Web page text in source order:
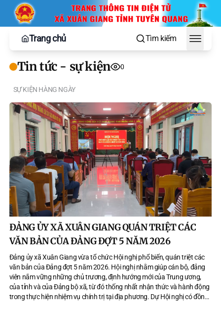
Trang chủ Tìm kiếm
Toggle
Tin tức - sự kiện 0
SỰ KIỆN HÀNG NGÀY
ĐẢNG ỦY XÃ XUÂN GIANG QUÁN TRIỆT CÁC
VĂN BẢN CỦA ĐẢNG ĐỢT 5 NĂM 2026
Đảng ủy xã Xuân Giang vừa tổ chức Hội nghị phổ biến, quán triệt các
văn bản của Đảng đợt 5 năm 2026. Hội nghị nhằm giúp cán bộ, đảng
viên nắm vững những chủ trương, định hướng mới của Trung ương,
của tỉnh và của Đảng bộ xã, từ đó thống nhất nhận thức và hành động
trong thực hiện nhiệm vụ chính trị tại địa phương. Dự Hội nghị có đồng